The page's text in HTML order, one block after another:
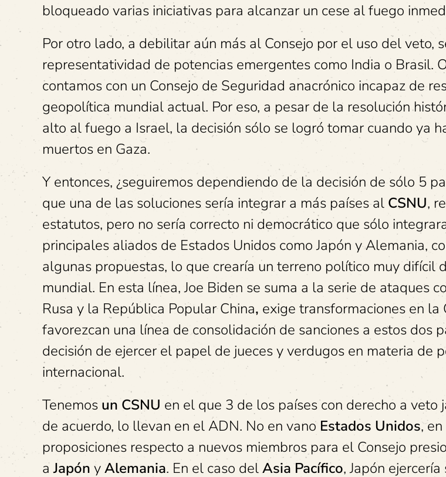
bloqueado varias iniciativas para alcanzar un cese al fuego
Por otro lado, a debilitar aún más al Consejo por el uso del veto,
representatividad de potencias emergentes como India o Brasil.
contamos con un Consejo de Seguridad anacrónico incapaz de
geopolítica mundial actual. Por eso, a pesar de la resolución
alto al fuego a Israel, la decisión sólo se logró tomar cuando ya
muertos en Gaza.
Y entonces, ¿seguiremos dependiendo de la decisión de sólo 5
que una de las soluciones sería integrar a más países al CSNU,
estatutos, pero no sería correcto ni democrático que sólo
principales aliados de Estados Unidos como Japón y Alemania,
algunas propuestas, lo que crearía un terreno político muy difícil
mundial. En esta línea, Joe Biden se suma a la serie de ataques
Rusa y la República Popular China, exige transformaciones en la
favorezcan una línea de consolidación de sanciones a estos dos
decisión de ejercer el papel de jueces y verdugos en materia de
internacional.
Tenemos un CSNU en el que 3 de los países con derecho a veto
de acuerdo, lo llevan en el ADN. No en vano Estados Unidos,
proposiciones respecto a nuevos miembros para el Consejo
aJapón yAlemania. En el caso delAsia Pacífico, Japón